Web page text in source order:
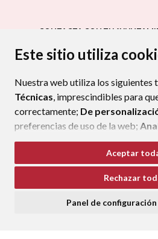
Este sitio utiliza
Nuestra web utiliza los siguientes
Técnicas, imprescindibles para
correctamente; De
preferencias de uso de la web;
funcionamiento de la web y sus
Si acepta pulsando el botón
consideramos que acepta su uso.
ninguna acción, se guardarán las
Aceptar
Rechazar
Panel de
CONTACTA CON TU
AVISO LEGAL
PROTECCIÓN DE
POLÍTICA DE